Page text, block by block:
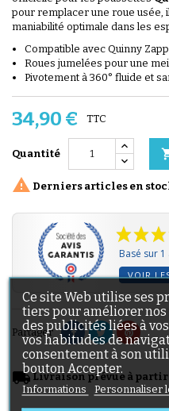
pour remplacer une roue usée,
maniabilité optimale dans les
Compatible avec Quinny
Roues jumelées pour une
Pivotement à 360° fluide et
34,90 € TTC
Quantité
 Derniers articles en
Basé sur 1
VOIR
Partager
local_shippingLivraison prévue à partir
Ce site Web utilise ses
tiers pour améliorer
des publicités liées à
vos habitudes de
consentement à son
bouton Accepter.
Informations Personnaliser